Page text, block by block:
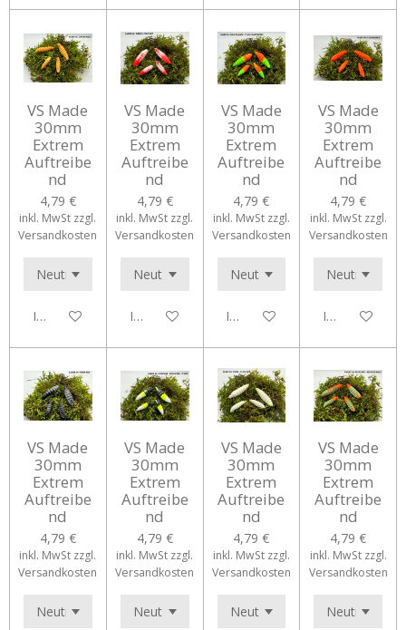
VS Made
30mm
Extrem
Auftreibe
nd
4,79 €
inkl. MwSt zzgl.
Versandkosten
In den Warenkorb
VS Made
30mm
Extrem
Auftreibe
nd
4,79 €
inkl. MwSt zzgl.
Versandkosten
In den Warenkorb
VS Made
30mm
Extrem
Auftreibe
nd
4,79 €
inkl. MwSt zzgl.
Versandkosten
In den Warenkorb
VS Made
30mm
Extrem
Auftreibe
nd
4,79 €
inkl. MwSt zzgl.
Versandkosten
In den
VS Made
30mm
Extrem
Auftreibe
nd
4,79 €
inkl. MwSt zzgl.
Versandkosten
VS Made
30mm
Extrem
Auftreibe
nd
4,79 €
inkl. MwSt zzgl.
Versandkosten
VS Made
30mm
Extrem
Auftreibe
nd
4,79 €
inkl. MwSt zzgl.
Versandkosten
VS Made
30mm
Extrem
Auftreibe
nd
4,79 €
inkl. MwSt zzgl.
Versandkosten